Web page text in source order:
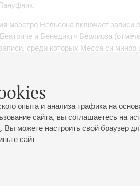
опыта и анализа трафика на
сайта, вы соглашаетесь на
. Вы можете настроить свой браузер
сайт
маэстро Нельсона включает записи
и Бенедикт» Берлиоза
среди которых Месса си
музыкальным руководителем
театра Франкфурта в новой
получил продолжение в
Страсбурга, записанным